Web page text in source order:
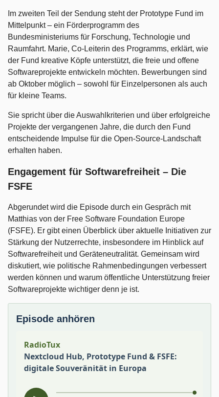
Im zweiten Teil der Sendung steht der Prototype Fund im
Mittelpunkt – ein Förderprogramm des
Bundesministeriums für Forschung, Technologie und
Raumfahrt. Marie, Co-Leiterin des Programms, erklärt, wie
der Fund kreative Köpfe unterstützt, die freie und offene
Softwareprojekte entwickeln möchten. Bewerbungen sind
ab Oktober möglich – sowohl für Einzelpersonen als auch
für kleine Teams.
Sie spricht über die Auswahlkriterien und über erfolgreiche
Projekte der vergangenen Jahre, die durch den Fund
entscheidende Impulse für die Open-Source-Landschaft
erhalten haben.
Engagement für Softwarefreiheit – Die
FSFE
Abgerundet wird die Episode durch ein Gespräch mit
Matthias von der Free Software Foundation Europe
(FSFE). Er gibt einen Überblick über aktuelle Initiativen zur
Stärkung der Nutzerrechte, insbesondere im Hinblick auf
Softwarefreiheit und Geräteneutralität. Gemeinsam wird
diskutiert, wie politische Rahmenbedingungen verbessert
werden können und warum öffentliche Unterstützung freier
Softwareprojekte wichtiger denn je ist.
Episode anhören